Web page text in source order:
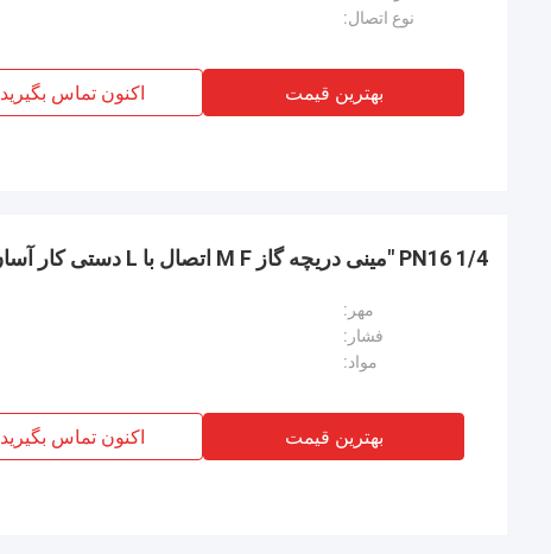
نوع اتصال:
بهترین قیمت اکنون تماس بگیرید
PN16 1/4 "مینی دریچه گاز M F اتصال با L دستی کار آسان
مهر:
فشار:
مواد:
بهترین قیمت اکنون تماس بگیرید